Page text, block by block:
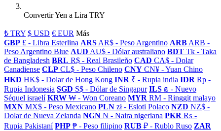
Convertir Yen a Lira TRY
₺ TRY $ USD € EUR Más
GBP £ - Libra Esterlina ARS AR$ - Peso Argentino ARB ARB -
Peso Argentino Blue AUD AU$ - Dólar australiano BDT Tk - Taka
de Bangladesh BRL R$ - Real Brasileño CAD CA$ - Dolar
Canadiense CLP CL$ - Peso Chileno CNY CN¥ - Yuan Chino
HKD HK$ - Dolar de Hong Kong INR ₹ - Rupia india IDR Rp -
Rupia Indonesia SGD S$ - Dólar de Singapur ILS ₪ - Nuevo
Séquel israelí KRW ₩ - Won Coreano MYR RM - Ringgit malayo
MXN MX$ - Peso Mexicano PLN zł - Esloti Polaco NZD NZ$ -
Dolar de Nueva Zelanda NGN ₦ - Naira nigeriana PKR ₨ -
Rupia Pakistaní PHP ₱ - Peso filipino RUB ₽ - Rublo Ruso ZAR